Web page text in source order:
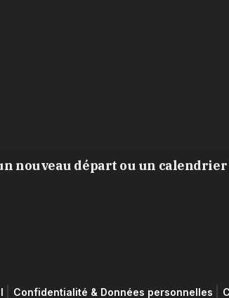
un nouveau départ ou un
Confidentialité & Données personnelles